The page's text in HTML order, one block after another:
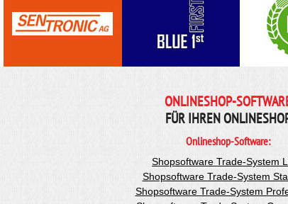
ONLINESHOP-
FÜR IHREN
Onlineshop-Software:
Shopsoftware Trade-System
Shopsoftware Trade-System
Shopsoftware Trade-System